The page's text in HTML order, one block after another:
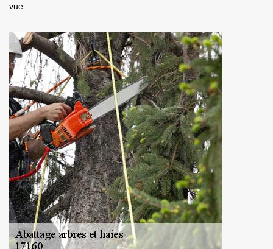
vue.